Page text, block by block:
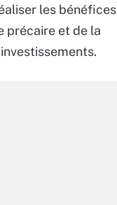
les bénéfices
précaire et de la